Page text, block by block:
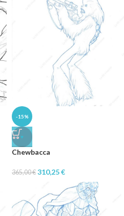
-15%
♥
Chewbacca
365,00€ 310,25€